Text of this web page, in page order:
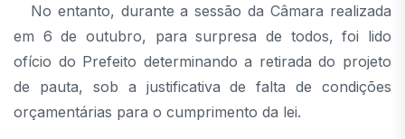
No entanto, durante a sessão da Câmara realizada
em 6 de outubro, para surpresa de todos, foi lido
ofício do Prefeito determinando a retirada do projeto
de pauta, sob a justificativa de falta de condições
orçamentárias para o cumprimento da lei.